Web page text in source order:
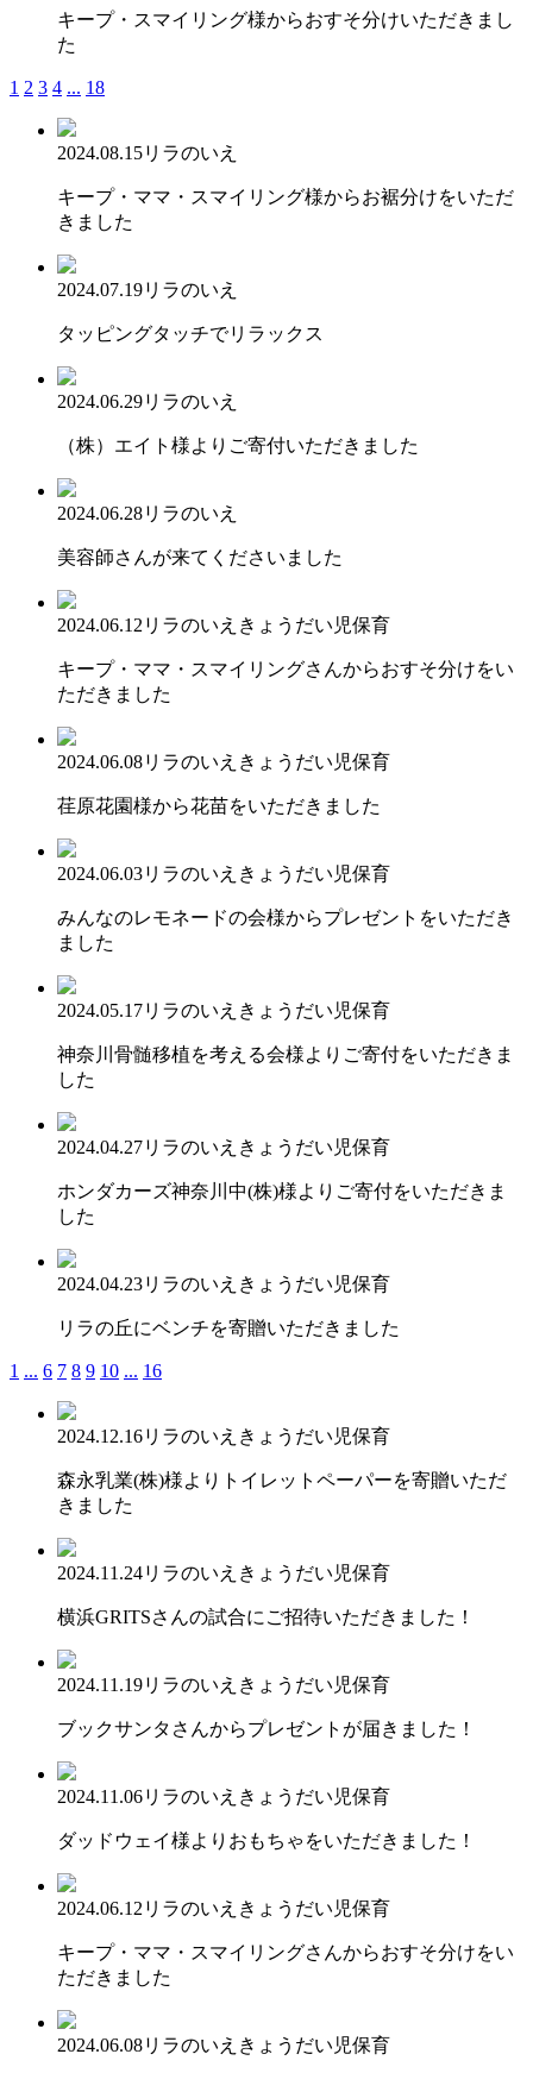
キープ・スマイリング様からおすそ分けいただきまし
た
1 2 3 4 ... 18
2024.08.15リラのいえ
キープ・ママ・スマイリング様からお裾分けをいただ
きました
2024.07.19リラのいえ
タッピングタッチでリラックス
2024.06.29リラのいえ
（株）エイト様よりご寄付いただきました
2024.06.28リラのいえ
美容師さんが来てくださいました
2024.06.12 リラのいえ きょうだい児保育
キープ・ママ・スマイリングさんからおすそ分けをい
ただきました
2024.06.08リラのいえ きょうだい児保育
荏原花園様から花苗をいただきました
2024.06.03リラのいえ きょうだい児保育
みんなのレモネードの会様からプレゼントをいただき
ました
2024.05.17リラのいえ きょうだい児保育
神奈川骨髄移植を考える会様よりご寄付をいただきま
した
2024.04.27リラのいえ きょうだい児保育
ホンダカーズ神奈川中(株)様よりご寄付をいただきま
した
2024.04.23リラのいえ きょうだい児保育
リラの丘にベンチを寄贈いただきました
1 ... 6 7 8 9 10 ... 16
2024.12.16リラのいえ きょうだい児保育
森永乳業(株)様よりトイレットペーパーを寄贈いただ
きました
2024.11.24リラのいえ きょうだい児保育
横浜GRITSさんの試合にご招待いただきました！
2024.11.19リラのいえ きょうだい児保育
ブックサンタさんからプレゼントが届きました！
2024.11.06リラのいえ きょうだい児保育
ダッドウェイ様よりおもちゃをいただきました！
2024.06.12 リラのいえ きょうだい児保育
キープ・ママ・スマイリングさんからおすそ分けをい
ただきました
2024.06.08リラのいえ きょうだい児保育